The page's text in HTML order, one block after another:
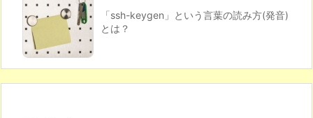
「ssh-keygen」という言葉の読み方(発音)
とは？